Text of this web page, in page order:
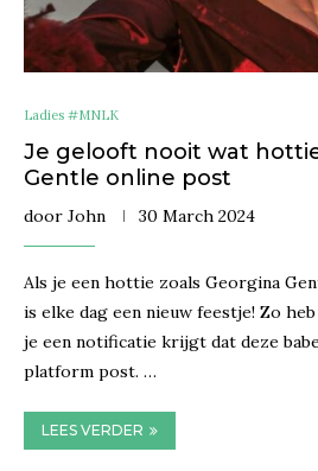
Ladies #MNLK
Je gelooft nooit wat
Gentle online post
door John 30 March 2024
Als je een hottie zoals Georgina
is elke dag een nieuw feestje! Zo
je een notificatie krijgt dat deze
platform post. …
LEES VERDER